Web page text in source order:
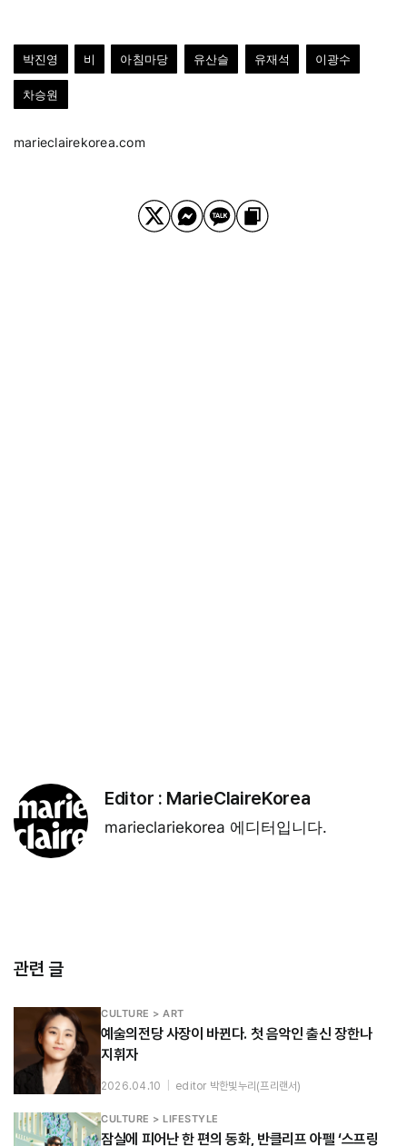
박진영 비 아침마당 유산슬 유재석 이광수
차승원
marieclairekorea.com
Editor : MarieClaireKorea
marieclariekorea 에디터입니다.
관련 글
CULTURE > ART
예술의전당 사장이 바뀐다. 첫 음악인 출신 장한나
지휘자
2026.04.10 editor 박한빛누리(프리랜서)
CULTURE > LIFESTYLE
잠실에 피어난 한 편의 동화, 반클리프 아펠 ‘스프링